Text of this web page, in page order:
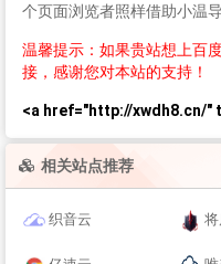
个页面浏览者照样借助小温
温馨提示：如果贵站想上百
接，感谢您对本站的支持！
<a href="http://xwdh8.cn/"
相关站点推荐
织音云 将